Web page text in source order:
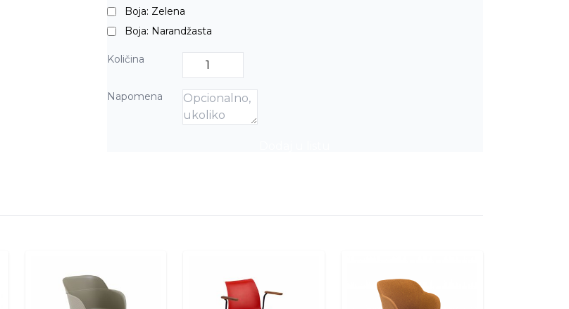
Boja: Zelena
Boja: Narandžasta
Količina
Napomena